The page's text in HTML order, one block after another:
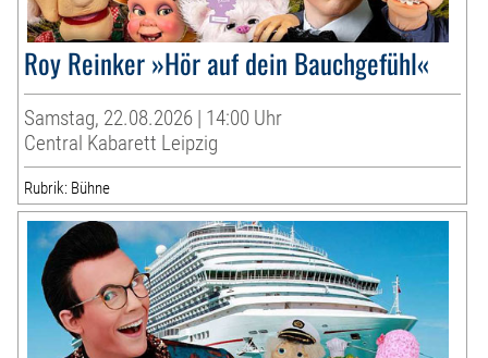
Roy Reinker »Hör auf dein Bauchgefühl«
Samstag, 22.08.2026 | 14:00 Uhr
Central Kabarett Leipzig
Rubrik: Bühne